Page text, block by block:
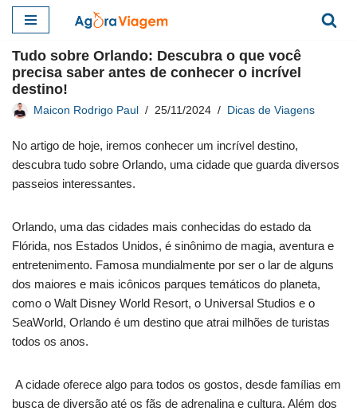
para
o
conteúdo
Tudo sobre Orlando: Descubra o que você
precisa saber antes de conhecer o incrível
destino!
Maicon Rodrigo Paul 25/11/2024 Dicas de Viagens
No artigo de hoje, iremos conhecer um incrível destino,
descubra tudo sobre Orlando, uma cidade que guarda diversos
passeios interessantes.
Orlando, uma das cidades mais conhecidas do estado da
Flórida, nos Estados Unidos, é sinônimo de magia, aventura e
entretenimento. Famosa mundialmente por ser o lar de alguns
dos maiores e mais icônicos parques temáticos do planeta,
como o Walt Disney World Resort, o Universal Studios e o
SeaWorld, Orlando é um destino que atrai milhões de turistas
todos os anos.
A cidade oferece algo para todos os gostos, desde famílias em
busca de diversão até os fãs de adrenalina e cultura. Além dos